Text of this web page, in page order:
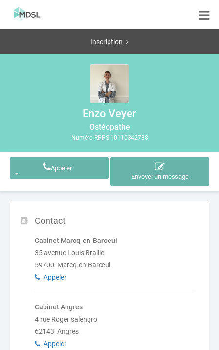
Inscription
Enzo Veyer
Ostéopathe
Numéro RPPS 10110342788
Envoyer un message
Contact
Cabinet Marcq-en-Baroeul
35 avenue Louis Braille
59700 Marcq-en-Barœul
Appeler
Cabinet Angres
4 rue Roger salengro
62143 Angres
Appeler